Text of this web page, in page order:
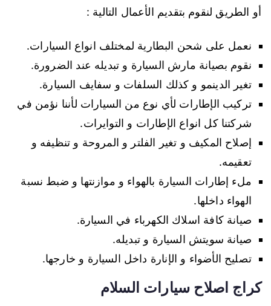
أو الطريق لنقوم بتقديم الأعمال التالية :
نعمل على شحن البطارية لمختلف انواع السيارات.
نقوم بصيانة مارش السيارة و تبديله عند الضرورة.
تغير الدينمو و كذلك السلفات و سفايف السيارة.
تركيب الإطارات لأي نوع من السيارات لأننا نؤمن في
شركتنا كل انواع الإطارات و التوايرات.
إصلاح المكيف و تغير الفلتر و المروحة و تنظيفه و
تعقيمه.
ملء إطارات السيارة بالهواء و موازنتها و ضبط نسبة
الهواء داخلها.
صيانة كافة اسلاك الكهرباء في السيارة.
صيانة سويتش السيارة و تبديله.
تصليح الأضواء و الإنارة داخل السيارة و خارجها.
كراج اصلاح سيارات السلام